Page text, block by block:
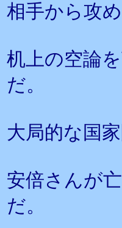
相手から攻
机上の空論
だ。
大局的な国
安倍さんが
だ。